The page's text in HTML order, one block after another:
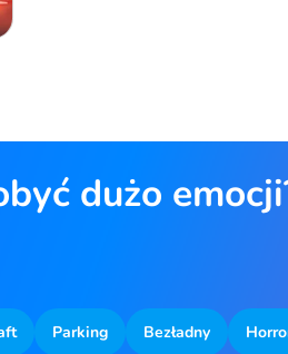
dużo
Parking Bezładny